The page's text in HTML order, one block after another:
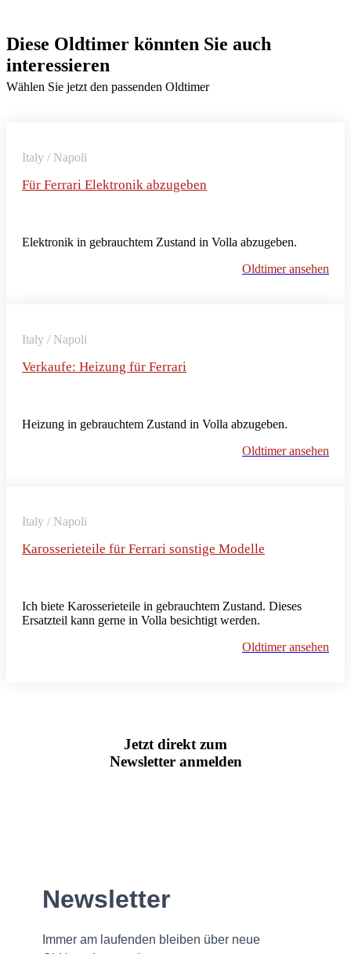
Diese Oldtimer könnten Sie auch
interessieren
Wählen Sie jetzt den passenden Oldtimer
Italy / Napoli
Für Ferrari Elektronik abzugeben
Elektronik in gebrauchtem Zustand in Volla abzugeben.
Oldtimer ansehen
Italy / Napoli
Verkaufe: Heizung für Ferrari
Heizung in gebrauchtem Zustand in Volla abzugeben.
Oldtimer ansehen
Italy / Napoli
Karosserieteile für Ferrari sonstige Modelle
Ich biete Karosserieteile in gebrauchtem Zustand. Dieses
Ersatzteil kann gerne in Volla besichtigt werden.
Oldtimer ansehen
Jetzt direkt zum
Newsletter anmelden